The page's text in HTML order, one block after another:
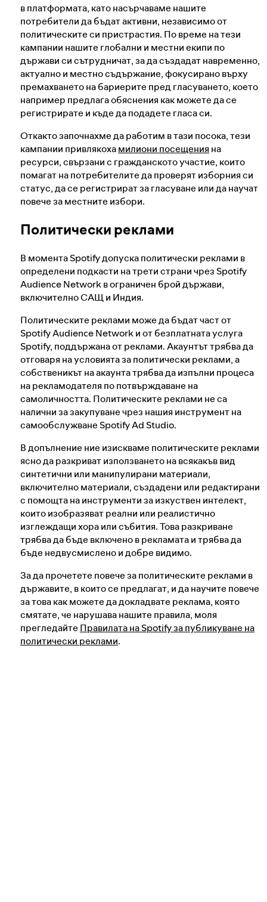
в платформата, като насърчаваме нашите
потребители да бъдат активни, независимо от
политическите си пристрастия. По време на тези
кампании нашите глобални и местни екипи по
държави си сътрудничат, за да създадат навременно,
актуално и местно съдържание, фокусирано върху
премахването на бариерите пред гласуването, което
например предлага обяснения как можете да се
регистрирате и къде да подадете гласа си.
Откакто започнахме да работим в тази посока, тези
кампании привлякохамилиони посещения на
ресурси, свързани с гражданското участие, които
помагат на потребителите да проверят изборния си
статус, да се регистрират за гласуване или да научат
повече за местните избори.
Политически реклами
В момента Spotify допуска политически реклами в
определени подкасти на трети страни чрез Spotify
Audience Network в ограничен брой държави,
включително САЩ и Индия.
Политическите реклами може да бъдат част от
Spotify Audience Network и от безплатната услуга
Spotify, поддържана от реклами. Акаунтът трябва да
отговаря на условията за политически реклами, а
собственикът на акаунта трябва да изпълни процеса
на рекламодателя по потвърждаване на
самоличността. Политическите реклами не са
налични за закупуване чрез нашия инструмент на
самообслужване Spotify Ad Studio.
В допълнение ние изискваме политическите реклами
ясно да разкриват използването на всякакъв вид
синтетични или манипулирани материали,
включително материали, създадени или редактирани
с помощта на инструменти за изкуствен интелект,
които изобразяват реални или реалистично
изглеждащи хора или събития. Това разкриване
трябва да бъде включено в рекламата и трябва да
бъде недвусмислено и добре видимо.
За да прочетете повече за политическите реклами в
държавите, в които се предлагат, и да научите повече
за това как можете да докладвате реклама, която
смятате, че нарушава нашите правила, моля
прегледайте Правилата на Spotify за публикуване на
политически реклами.